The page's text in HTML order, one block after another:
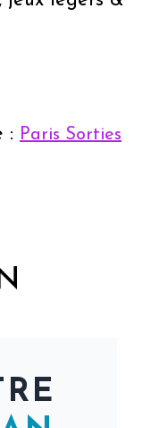
: Paris Sorties